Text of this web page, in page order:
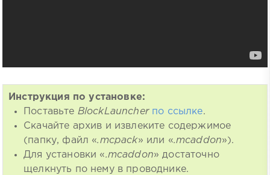
Инструкция по установке:
Поставьте BlockLauncher по ссылке.
Скачайте архив и извлеките содержимое
(папку, файл «.mcpack» или «.mcaddon»).
Для установки «.mcaddon» достаточно
щелкнуть по нему в проводнике.